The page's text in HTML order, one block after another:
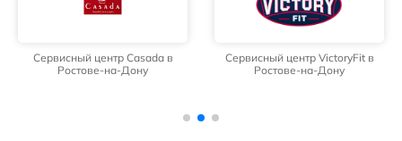
Сервисный центр Casada в
Ростове-на-Дону
Сервисный центр VictoryFit в
Ростове-на-Дону